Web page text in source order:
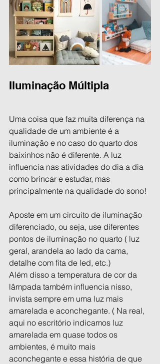
Iluminação Múltipla
Uma coisa que faz muita diferença na
qualidade de um ambiente é a
iluminação e no caso do quarto dos
baixinhos não é diferente. A luz
influencia nas atividades do dia a dia
como brincar e estudar, mas
principalmente na qualidade do sono!
Aposte em um circuito de iluminação
diferenciado, ou seja, use diferentes
pontos de iluminação no quarto ( luz
geral, arandela ao lado da cama,
detalhe com fita de led, etc.)
Além disso a temperatura de cor da
lâmpada também influencia nisso,
invista sempre em uma luz mais
amarelada e aconchegante. ( Na real,
aqui no escritório indicamos luz
amarelada em quase todos os
ambientes, é muito mais
aconchegante e essa história de que